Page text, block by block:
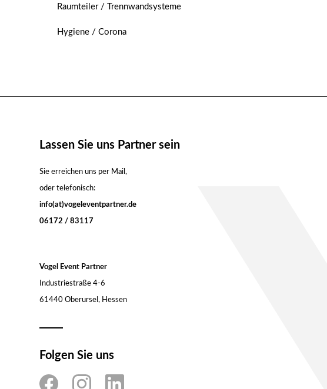
Raumteiler / Trennwandsysteme
Hygiene / Corona
Lassen Sie uns Partner sein
Sie erreichen uns per Mail,
oder telefonisch:
info(at)vogeleventpartner.de
06172 / 83117
Vogel Event Partner
Industriestraße 4-6
61440 Oberursel, Hessen
Folgen Sie uns